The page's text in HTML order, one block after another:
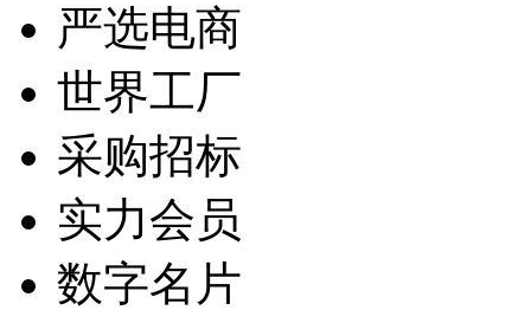
严选电商
世界工厂
采购招标
实力会员
数字名片